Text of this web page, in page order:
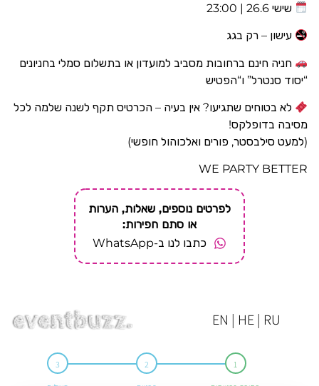
שישי 26.6 | 23:00
עישון – רק בגג
חניה חינם ברחובות מסביב למועדון או בתשלום סמלי בחניונים
“יסוד סנטרל” ו“הפטיש
לא בטוחים שתגיעו? אין בעיה – הכרטיס תקף לשנה שלמה לכל
מסיבה בדופלקס!
(למעט סילבסטר, פורים ואלכוהול חופשי)
WE PARTY BETTER
לפרטים נוספים, שאלות, הערות
או סתם חפירות:
כתבו לנו ב-WhatsApp